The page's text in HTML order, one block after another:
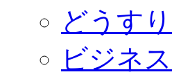
どうす
ビジネ